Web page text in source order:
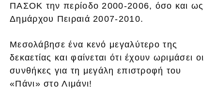
ΠΑΣΟΚ την περίοδο 2000-2006, όσο και ως
Δημάρχου Πειραιά 2007-2010.
Μεσολάβησε ένα κενό μεγαλύτερο της
δεκαετίας και φαίνεται ότι έχουν ωριμάσει οι
συνθήκες για τη μεγάλη επιστροφή του
«Πάνι» στο Λιμάνι!